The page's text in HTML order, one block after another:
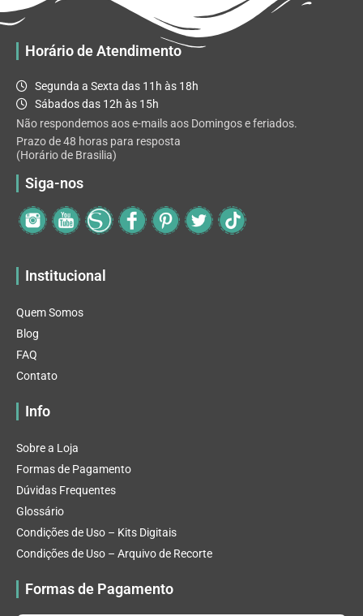
Horário de Atendimento
Segunda a Sexta das 11h às 18h
Sábados das 12h às 15h
Não respondemos aos e-mails aos Domingos e feriados.
Prazo de 48 horas para resposta
(Horário de Brasilia)
Siga-nos
Institucional
Quem Somos
Blog
FAQ
Contato
Info
Sobre a Loja
Formas de Pagamento
Dúvidas Frequentes
Glossário
Condições de Uso – Kits Digitais
Condições de Uso – Arquivo de Recorte
Formas de Pagamento